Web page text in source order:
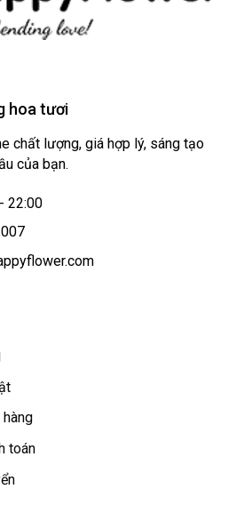
hoa tươi
chất lượng, giá hợp lý, sáng tạo
của bạn.
22:00
toán